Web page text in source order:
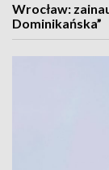
Wrocław:
Dominikańska”